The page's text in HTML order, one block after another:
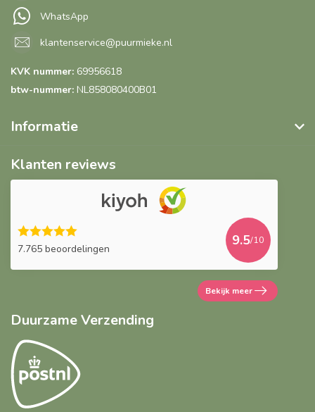
WhatsApp
klantenservice@puurmieke.nl
KVK nummer: 69956618
btw-nummer: NL858080400B01
Informatie
Klanten reviews
7.765 beoordelingen
9.5/10
Bekijk meer
Duurzame Verzending